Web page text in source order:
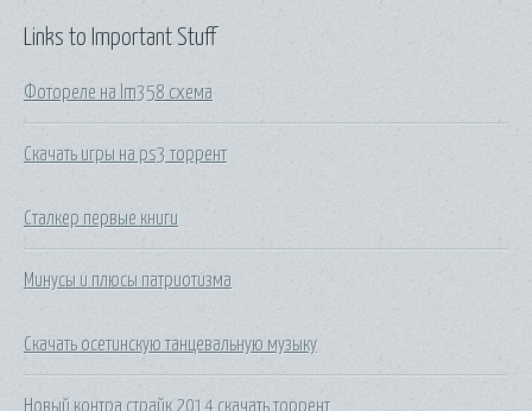
Links to Important Stuff
Фотореле на lm358 схема
Скачать игры на ps3 торрент
Сталкер первые книги
Минусы и плюсы патриотизма
Скачать осетинскую танцевальную музыку
Новый контра страйк 2014 скачать торрент